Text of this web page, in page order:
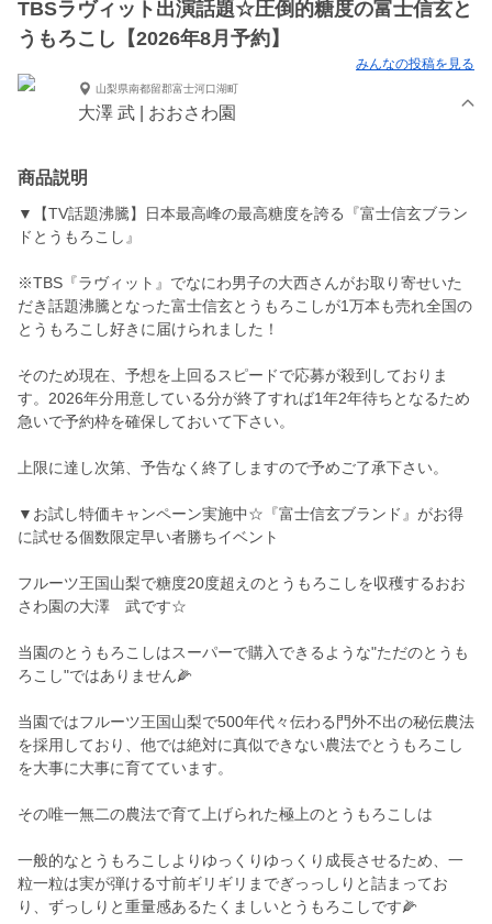
TBSラヴィット出演話題☆圧倒的糖度の富士信玄と
うもろこし【2026年8月予約】
みんなの投稿を見る
山梨県南都留郡富士河口湖町
大澤 武 | おおさわ園
商品説明
▼【TV話題沸騰】日本最高峰の最高糖度を誇る『富士信玄ブラン
ドとうもろこし』
※TBS『ラヴィット』でなにわ男子の大西さんがお取り寄せいた
だき話題沸騰となった富士信玄とうもろこしが1万本も売れ全国の
とうもろこし好きに届けられました！
そのため現在、予想を上回るスピードで応募が殺到しておりま
す。2026年分用意している分が終了すれば1年2年待ちとなるため
急いで予約枠を確保しておいて下さい。
上限に達し次第、予告なく終了しますので予めご了承下さい。
▼お試し特価キャンペーン実施中☆『富士信玄ブランド』がお得
に試せる個数限定早い者勝ちイベント
フルーツ王国山梨で糖度20度超えのとうもろこしを収穫するおお
さわ園の大澤 武です☆
当園のとうもろこしはスーパーで購入できるような"ただのとうも
ろこし"ではありません🌽
当園ではフルーツ王国山梨で500年代々伝わる門外不出の秘伝農法
を採用しており、他では絶対に真似できない農法でとうもろこし
を大事に大事に育てています。
その唯一無二の農法で育て上げられた極上のとうもろこしは
一般的なとうもろこしよりゆっくりゆっくり成長させるため、一
粒一粒は実が弾ける寸前ギリギリまでぎっっしりと詰まってお
り、ずっしりと重量感あるたくましいとうもろこしです🌽